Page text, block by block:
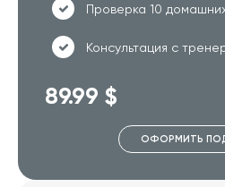
Проверка 10
Консультация с
89.99 $
ОФОРМИТЬ